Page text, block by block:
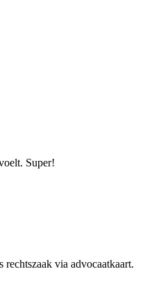
Super!
rechtszaak via advocaatkaart.